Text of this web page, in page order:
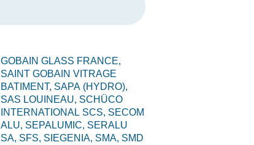
GOBAIN GLASS FRANCE,
SAINT GOBAIN VITRAGE
BATIMENT, SAPA (HYDRO),
SAS LOUINEAU, SCHÜCO
INTERNATIONAL SCS, SECOM
ALU, SEPALUMIC, SERALU
SA, SFS, SIEGENIA, SMA, SMD